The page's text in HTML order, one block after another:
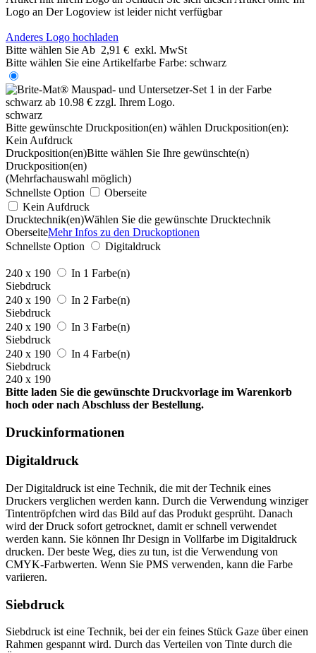
Logo an Der Logoview ist leider nicht verfügbar
Anderes Logo hochladen
Bitte wählen Sie Ab 2,91 € exkl. MwSt
Bitte wählen Sie eine Artikelfarbe Farbe: schwarz
schwarz
Bitte gewünschte Druckposition(en) wählen Druckposition(en):
Kein Aufdruck
Druckposition(en)Bitte wählen Sie Ihre gewünschte(n)
Druckposition(en)
(Mehrfachauswahl möglich)
Schnellste Option
Oberseite
Kein Aufdruck
Drucktechnik(en)Wählen Sie die gewünschte Drucktechnik
OberseiteMehr Infos zu den Druckoptionen
Schnellste Option
Digitaldruck
240 x 190
In 1 Farbe(n)
Siebdruck
240 x 190
In 2 Farbe(n)
Siebdruck
240 x 190
In 3 Farbe(n)
Siebdruck
240 x 190
In 4 Farbe(n)
Siebdruck
240 x 190
Bitte laden Sie die gewünschte Druckvorlage im Warenkorb
hoch oder nach Abschluss der Bestellung.
Druckinformationen
Digitaldruck
Der Digitaldruck ist eine Technik, die mit der Technik eines
Druckers verglichen werden kann. Durch die Verwendung winziger
Tintentröpfchen wird das Bild auf das Produkt gesprüht. Danach
wird der Druck sofort getrocknet, damit er schnell verwendet
werden kann. Sie können Ihr Design in Vollfarbe im Digitaldruck
drucken. Der beste Weg, dies zu tun, ist die Verwendung von
CMYK-Farbwerten. Wenn Sie PMS verwenden, kann die Farbe
variieren.
Siebdruck
Siebdruck ist eine Technik, bei der ein feines Stück Gaze über einen
Rahmen gespannt wird. Durch das Verteilen von Tinte durch die